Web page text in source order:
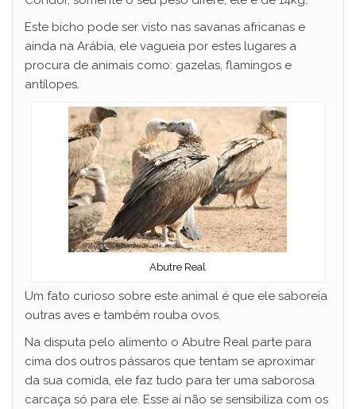
Este bicho pode ser visto nas savanas africanas e
ainda na Arábia, ele vagueia por estes lugares a
procura de animais como: gazelas, flamingos e
antílopes.
Abutre Real
Um fato curioso sobre este animal é que ele saboreia
outras aves e também rouba ovos.
Na disputa pelo alimento o Abutre Real parte para
cima dos outros pássaros que tentam se aproximar
da sua comida, ele faz tudo para ter uma saborosa
carcaça só para ele. Esse aí não se sensibiliza com os